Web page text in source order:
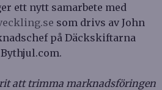
ett nytt samarbete med
som drivs av John
på Däckskiftarna
att trimma marknadsföringen